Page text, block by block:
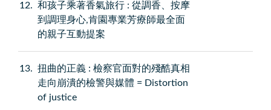
12
和孩子乘著香氣旅行 : 從調香、按摩
到調理身心,肯園專業芳療師最全面
的親子互動提案
13
扭曲的正義 : 檢察官面對的殘酷真相
走向崩潰的檢警與媒體 = Distortion
of justice